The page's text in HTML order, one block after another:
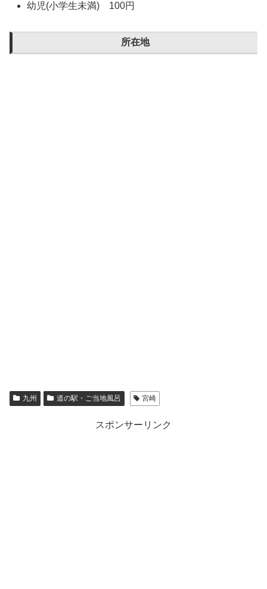
幼児(小学生未満) 100円
所在地
九州 道の駅・ご当地風呂 宮崎
スポンサーリンク